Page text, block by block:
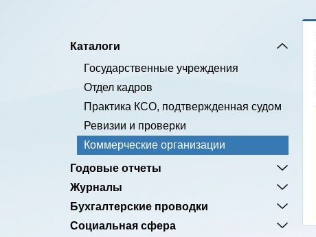
Каталоги
Государственные учреждения
Отдел кадров
Практика КСО, подтвержденная судом
Ревизии и проверки
Коммерческие организации
Годовые отчеты
Журналы
Бухгалтерские проводки
Социальная сфера